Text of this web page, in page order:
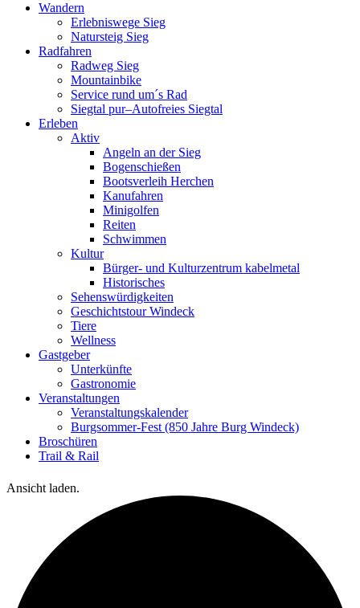
Wandern
Erlebniswege Sieg
Natursteig Sieg
Radfahren
Radweg Sieg
Mountainbike
Service rund um´s Rad
Siegtal pur–Autofreies Siegtal
Erleben
Aktiv
Angeln an der Sieg
Bogenschießen
Bootsverleih Herchen
Kanufahren
Minigolfen
Reiten
Schwimmen
Kultur
Bürger- und Kulturzentrum kabelmetal
Historisches
Sehenswürdigkeiten
Geschichtstour Windeck
Tiere
Wellness
Gastgeber
Unterkünfte
Gastronomie
Veranstaltungen
Veranstaltungskalender
Burgsommer-Fest (850 Jahre Burg Windeck)
Broschüren
Trail & Rail
Ansicht laden.